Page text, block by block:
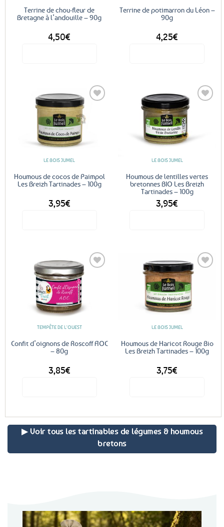
Terrine de chou-fleur de
Bretagne à l’andouille – 90g
4,50€
Terrine de potimarron du Léon –
90g
4,25€
Ajouter
LE BOIS JUMEL
Houmous de cocos de Paimpol
Les Breizh Tartinades – 100g
3,95€
LE BOIS JUMEL
Houmous de lentilles vertes
bretonnes BIO Les Breizh
Tartinades – 100g
3,95€
TEMPÊTE DE L'OUEST
Confit d’oignons de Roscoff AOC
– 80g
3,85€
LE BOIS JUMEL
Houmous de Haricot Rouge Bio
Les Breizh Tartinades – 100g
3,75€
▶ Voir tous les tartinables de légumes & houmous
bretons